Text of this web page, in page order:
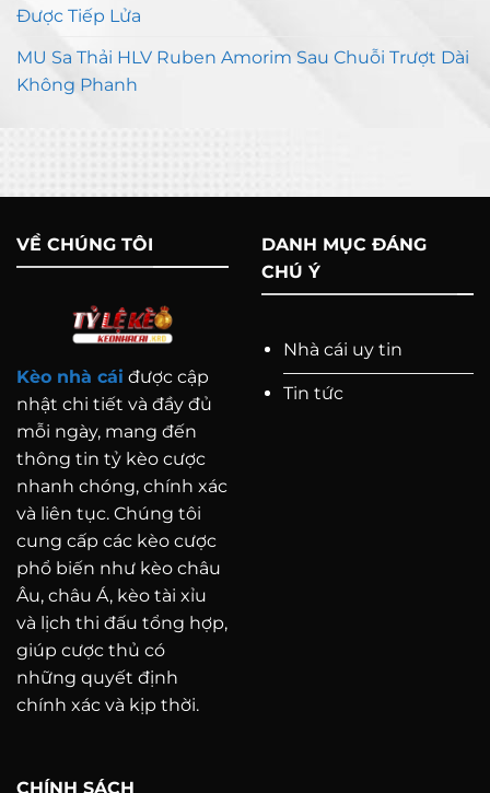
Được Tiếp Lửa
MU Sa Thải HLV Ruben Amorim Sau Chuỗi Trượt Dài
Không Phanh
VỀ CHÚNG TÔI
Kèo nhà cái được cập
nhật chi tiết và đầy đủ
mỗi ngày, mang đến
thông tin tỷ kèo cược
nhanh chóng, chính xác
và liên tục. Chúng tôi
cung cấp các kèo cược
phổ biến như kèo châu
Âu, châu Á, kèo tài xỉu
và lịch thi đấu tổng hợp,
giúp cược thủ có
những quyết định
chính xác và kịp thời.
DANH MỤC ĐÁNG
CHÚ Ý
Nhà cái uy tin
Tin tức
CHÍNH SÁCH